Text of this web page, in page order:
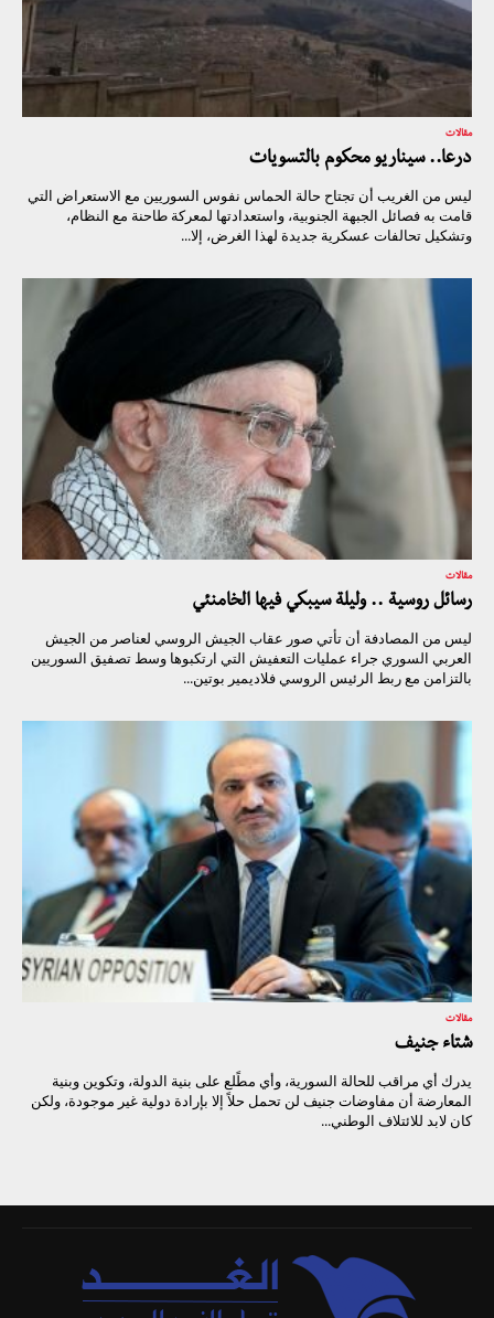
مقالات
درعا.. سيناريو محكوم بالتسويات
ليس من الغريب أن تجتاح حالة الحماس نفوس السوريين مع الاستعراض التي
قامت به فصائل الجبهة الجنوبية، واستعدادتها لمعركة طاحنة مع النظام،
وتشكيل تحالفات عسكرية جديدة لهذا الغرض، إلا...
مقالات
رسائل روسية .. وليلة سيبكي فيها الخامنئي
ليس من المصادفة أن تأتي صور عقاب الجيش الروسي لعناصر من الجيش
العربي السوري جراء عمليات التعفيش التي ارتكبوها وسط تصفيق السوريين
بالتزامن مع ربط الرئيس الروسي فلاديمير بوتين...
مقالات
شتاء جنيف
يدرك أي مراقب للحالة السورية، وأي مطًلع على بنية الدولة، وتكوين وبنية
المعارضة أن مفاوضات جنيف لن تحمل حلاً إلا بإرادة دولية غير موجودة، ولكن
كان لابد للائتلاف الوطني...